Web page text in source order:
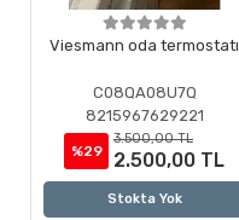
Viesmann oda termostatı
C08QA08U7Q
8215967629221
%29
3.500,00 TL
2.500,00 TL
Stokta Yok